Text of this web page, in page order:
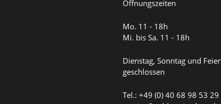
Öffnungszeiten
Mo. 11 - 18h
Mi. bis Sa. 11 - 18h
Dienstag, Sonntag und
geschlossen
Tel.: +49 (0) 40 68 98 53 29